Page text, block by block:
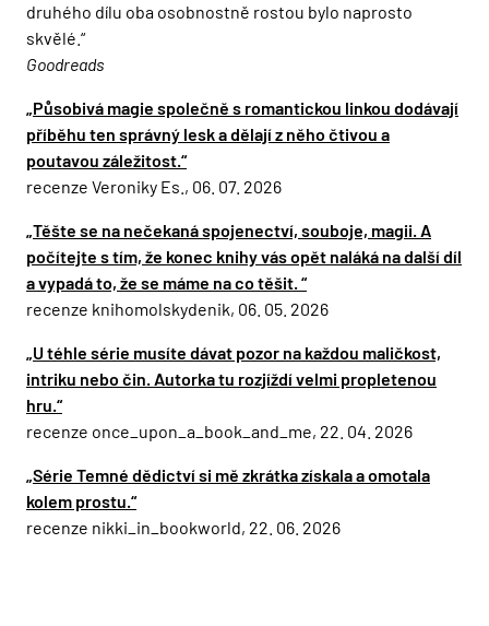
druhého dílu oba osobnostně rostou bylo naprosto
skvělé.“
Goodreads
„Působivá magie společně s romantickou linkou dodávají
příběhu ten správný lesk a dělají z něho čtivou a
poutavou záležitost.“
recenze Veroniky Es., 06. 07. 2026
„Těšte se na nečekaná spojenectví, souboje, magii. A
počítejte s tím, že konec knihy vás opět naláká na další díl
a vypadá to, že se máme na co těšit. “
recenze knihomolskydenik, 06. 05. 2026
„U téhle série musíte dávat pozor na každou maličkost,
intriku nebo čin. Autorka tu rozjíždí velmi propletenou
hru.“
recenze once_upon_a_book_and_me, 22. 04. 2026
„Série Temné dědictví si mě zkrátka získala a omotala
kolem prostu.“
recenze nikki_in_bookworld, 22. 06. 2026